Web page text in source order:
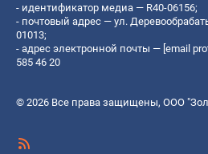
- идентификатор медиа — R40-06156;
- почтовый адрес — ул.
01013;
- адрес электронной почты — [email
585 46 20
© 2026 Все права защищены, ООО